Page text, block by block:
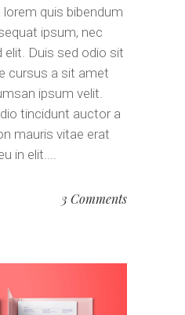
quis bibendum
ipsum, nec
elit. Duis sed odio sit
cursus a sit amet
ipsum velit.
tincidunt auctor a
mauris vitae erat
in elit....
3 Comments